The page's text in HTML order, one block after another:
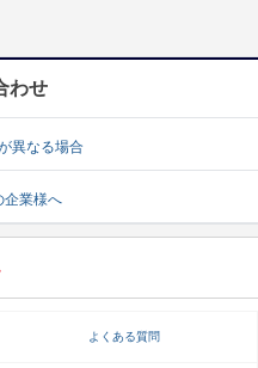
お役立ち記事・相談室など
よくある質問
わせ
異なる場合
企業様へ
よくある質問